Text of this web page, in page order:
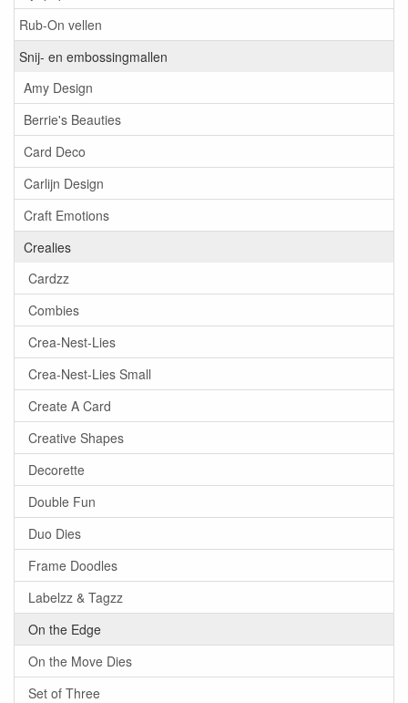
Rub-On vellen
Snij- en embossingmallen
Amy Design
Berrie's Beauties
Card Deco
Carlijn Design
Craft Emotions
Crealies
Cardzz
Combies
Crea-Nest-Lies
Crea-Nest-Lies Small
Create A Card
Creative Shapes
Decorette
Double Fun
Duo Dies
Frame Doodles
Labelzz & Tagzz
On the Edge
On the Move Dies
Set of Three